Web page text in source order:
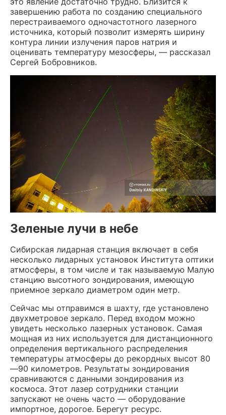
завершению работа по созданию специального
перестраиваемого одночастотного лазерного
источника, который позволит измерять ширину
контура линии излучения паров натрия и
оценивать температуру мезосферы, — рассказал
Сергей Бобровников.
Зеленые лучи в небе
Сибирская лидарная станция включает в себя
несколько лидарных установок Института оптики
атмосферы, в том числе и так называемую Малую
станцию высотного зондирования, имеющую
приемное зеркало диаметром один метр.
Сейчас мы отправимся в шахту, где установлено
двухметровое зеркало. Перед входом можно
увидеть несколько лазерных установок. Самая
мощная из них используется для дистанционного
определения вертикального распределения
температуры атмосферы до рекордных высот 80
—90 километров. Результаты зондирования
сравниваются с данными зондирования из
космоса. Этот лазер сотрудники станции
запускают не очень часто — оборудование
импортное, дорогое. Берегут ресурс.